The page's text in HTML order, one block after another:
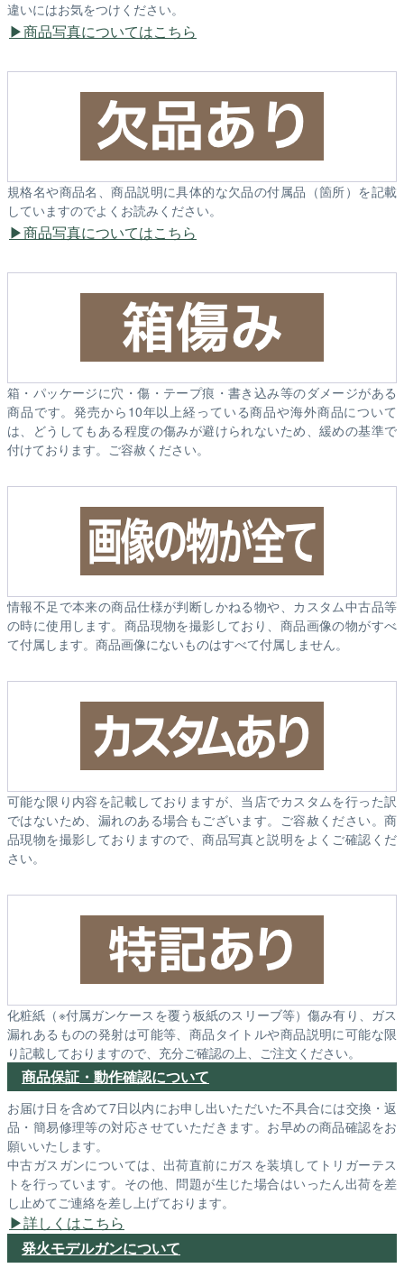
違いにはお気をつけください。
商品写真についてはこちら
規格名や商品名、商品説明に具体的な欠品の付属品（箇所）を記載
していますのでよくお読みください。
商品写真についてはこちら
箱・パッケージに穴・傷・テープ痕・書き込み等のダメージがある
商品です。発売から10年以上経っている商品や海外商品について
は、どうしてもある程度の傷みが避けられないため、緩めの基準で
付けております。ご容赦ください。
情報不足で本来の商品仕様が判断しかねる物や、カスタム中古品等
の時に使用します。商品現物を撮影しており、商品画像の物がすべ
て付属します。商品画像にないものはすべて付属しません。
可能な限り内容を記載しておりますが、当店でカスタムを行った訳
ではないため、漏れのある場合もございます。ご容赦ください。商
品現物を撮影しておりますので、商品写真と説明をよくご確認くだ
さい。
化粧紙（※付属ガンケースを覆う板紙のスリーブ等）傷み有り、ガス
漏れあるものの発射は可能等、商品タイトルや商品説明に可能な限
り記載しておりますので、充分ご確認の上、ご注文ください。
商品保証・動作確認について
お届け日を含めて7日以内にお申し出いただいた不具合には交換・返
品・簡易修理等の対応させていただきます。お早めの商品確認をお
願いいたします。
中古ガスガンについては、出荷直前にガスを装填してトリガーテス
トを行っています。その他、問題が生じた場合はいったん出荷を差
し止めてご連絡を差し上げております。
詳しくはこちら
発火モデルガンについて